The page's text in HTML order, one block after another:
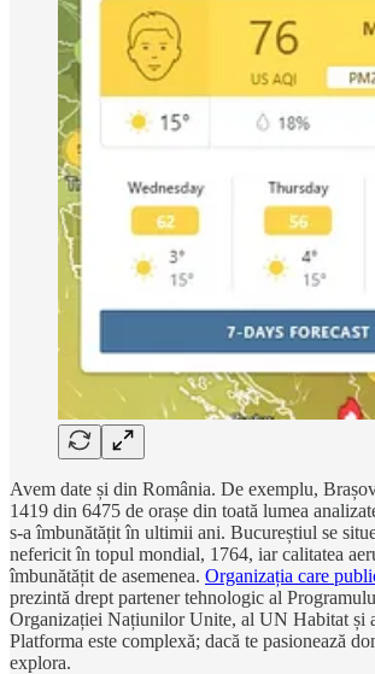
Avem date și din România. De exemplu,
1419 din 6475 de orașe din toată lumea
s-a îmbunătățit în ultimii ani. Bucureștiul se
nefericit în topul mondial, 1764, iar calitatea
îmbunătățit de asemenea. Organizația care
prezintă drept partener tehnologic al
Organizației Națiunilor Unite, al UN Habitat și
Platforma este complexă; dacă te pasionează
explora.